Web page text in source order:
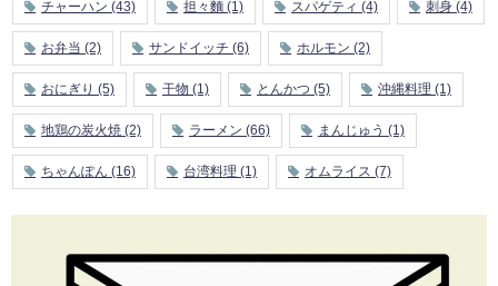
チャーハン (43) 担々麵 (1) スパゲティ (4) 刺身 (4)
お弁当 (2) サンドイッチ (6) ホルモン (2)
おにぎり (5) 干物 (1) とんかつ (5) 沖縄料理 (1)
地鶏の炭火焼 (2) ラーメン (66) まんじゅう (1)
ちゃんぽん (16) 台湾料理 (1) オムライス (7)